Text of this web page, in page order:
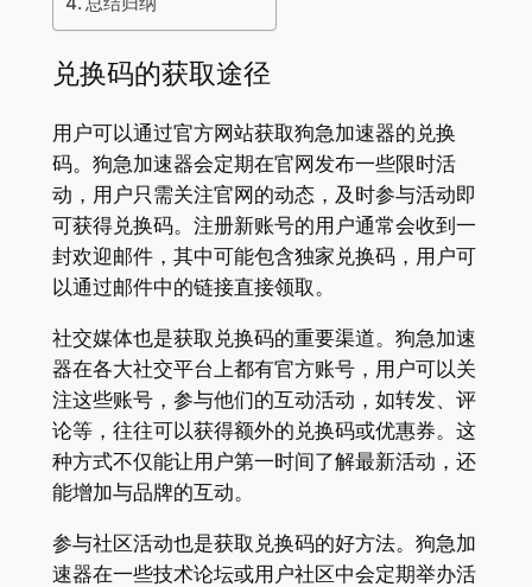
兑换码的获取途径
用户可以通过官方网站获取狗急加速器的兑换
码。狗急加速器会定期在官网发布一些限时活
动，用户只需关注官网的动态，及时参与活动即
可获得兑换码。注册新账号的用户通常会收到一
封欢迎邮件，其中可能包含独家兑换码，用户可
以通过邮件中的链接直接领取。
社交媒体也是获取兑换码的重要渠道。狗急加速
器在各大社交平台上都有官方账号，用户可以关
注这些账号，参与他们的互动活动，如转发、评
论等，往往可以获得额外的兑换码或优惠券。这
种方式不仅能让用户第一时间了解最新活动，还
能增加与品牌的互动。
参与社区活动也是获取兑换码的好方法。狗急加
速器在一些技术论坛或用户社区中会定期举办活